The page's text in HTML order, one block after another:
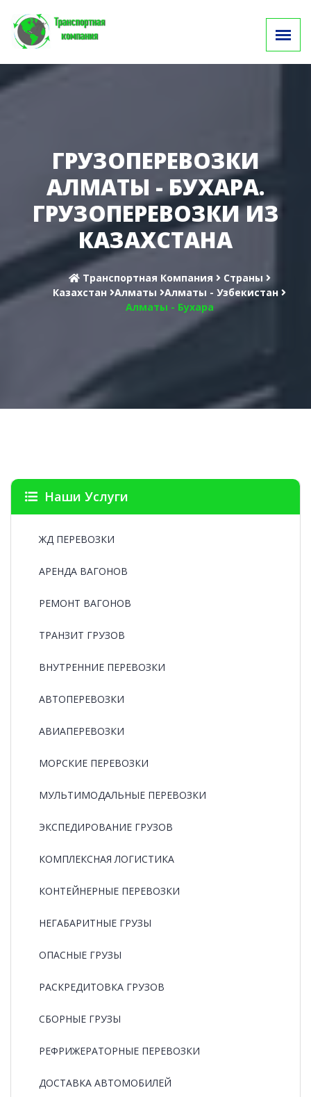
ГРУЗОПЕРЕВОЗКИ
АЛМАТЫ - БУХАРА.
ГРУЗОПЕРЕВОЗКИ ИЗ
КАЗАХСТАНА
Транспортная Компания
Cтраны
Казахстан
Алматы
Алматы - Узбекистан
Алматы - Бухара
Наши Услуги
ЖД ПЕРЕВОЗКИ
АРЕНДА ВАГОНОВ
РЕМОНТ ВАГОНОВ
ТРАНЗИТ ГРУЗОВ
ВНУТРЕННИЕ ПЕРЕВОЗКИ
АВТОПЕРЕВОЗКИ
АВИАПЕРЕВОЗКИ
МОРСКИЕ ПЕРЕВОЗКИ
МУЛЬТИМОДАЛЬНЫЕ ПЕРЕВОЗКИ
ЭКСПЕДИРОВАНИЕ ГРУЗОВ
КОМПЛЕКСНАЯ ЛОГИСТИКА
КОНТЕЙНЕРНЫЕ ПЕРЕВОЗКИ
НЕГАБАРИТНЫЕ ГРУЗЫ
ОПАСНЫЕ ГРУЗЫ
РАCКРЕДИТОВКА ГРУЗОВ
СБОРНЫЕ ГРУЗЫ
РЕФРИЖЕРАТОРНЫЕ ПЕРЕВОЗКИ
ДОСТАВКА АВТОМОБИЛЕЙ